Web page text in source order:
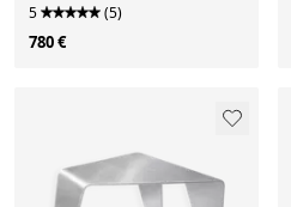
5 (5)
780 €